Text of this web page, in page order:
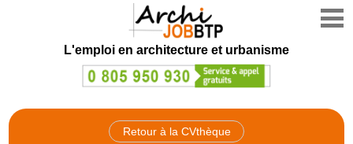
L'emploi en architecture et urbanisme
Retour à la CVthèque